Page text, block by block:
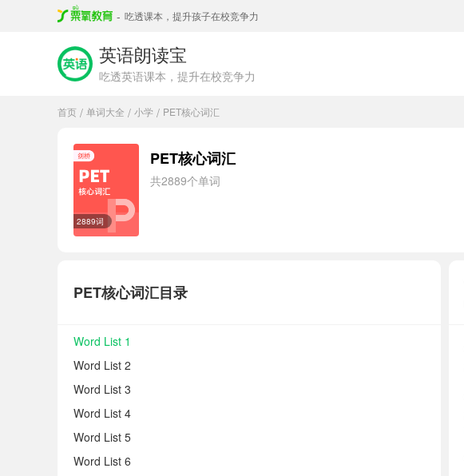
- 吃透课本，提升孩子在校竞争力
英语朗读宝
吃透英语课本，提升在校竞争力
首页 / 单词大全 / 小学 / PET核心词汇
2889词
PET核心词汇
共2889个单词
PET核心词汇目录
Word List 1
Word List 2
Word List 3
Word List 4
Word List 5
Word List 6